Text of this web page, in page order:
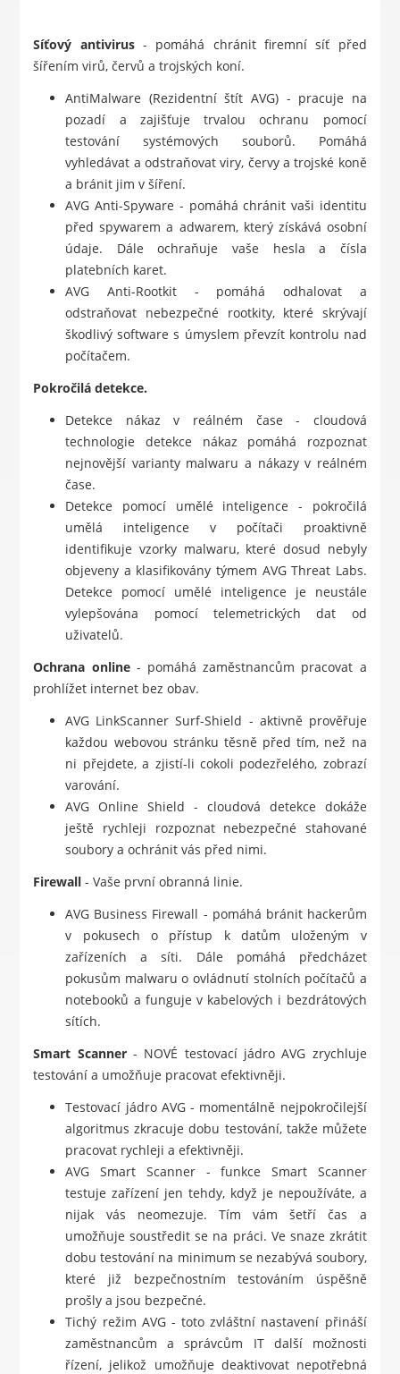
Síťový antivirus- pomáhá chránit firemní síť před
šířením virů, červů a trojských koní.
AntiMalware (Rezidentní štít AVG) - pracuje na
pozadí a zajišťuje trvalou ochranu pomocí
testování systémových souborů. Pomáhá
vyhledávat a odstraňovat viry, červy a trojské koně
a bránit jim v šíření.
AVG Anti-Spyware - pomáhá chránit vaši identitu
před spywarem a adwarem, který získává osobní
údaje. Dále ochraňuje vaše hesla a čísla
platebních karet.
AVG Anti-Rootkit - pomáhá odhalovat a
odstraňovat nebezpečné rootkity, které skrývají
škodlivý software s úmyslem převzít kontrolu nad
počítačem.
Pokročilá detekce.
Detekce nákaz v reálném čase - cloudová
technologie detekce nákaz pomáhá rozpoznat
nejnovější varianty malwaru a nákazy v reálném
čase.
Detekce pomocí umělé inteligence - pokročilá
umělá inteligence v počítači proaktivně
identifikuje vzorky malwaru, které dosud nebyly
objeveny a klasifikovány týmem AVG Threat Labs.
Detekce pomocí umělé inteligence je neustále
vylepšována pomocí telemetrických dat od
uživatelů.
Ochrana online- pomáhá zaměstnancům pracovat a
prohlížet internet bez obav.
AVG LinkScanner Surf-Shield - aktivně prověřuje
každou webovou stránku těsně před tím, než na
ni přejdete, a zjistí-li cokoli podezřelého, zobrazí
varování.
AVG Online Shield - cloudová detekce dokáže
ještě rychleji rozpoznat nebezpečné stahované
soubory a ochránit vás před nimi.
Firewall - Vaše první obranná linie.
AVG Business Firewall - pomáhá bránit hackerům
v pokusech o přístup k datům uloženým v
zařízeních a síti. Dále pomáhá předcházet
pokusům malwaru o ovládnutí stolních počítačů a
notebooků a funguje v kabelových i bezdrátových
sítích.
Smart Scanner- NOVÉ testovací jádro AVG zrychluje
testování a umožňuje pracovat efektivněji.
Testovací jádro AVG - momentálně nejpokročilejší
algoritmus zkracuje dobu testování, takže můžete
pracovat rychleji a efektivněji.
AVG Smart Scanner - funkce Smart Scanner
testuje zařízení jen tehdy, když je nepoužíváte, a
nijak vás neomezuje. Tím vám šetří čas a
umožňuje soustředit se na práci. Ve snaze zkrátit
dobu testování na minimum se nezabývá soubory,
které již bezpečnostním testováním úspěšně
prošly a jsou bezpečné.
Tichý režim AVG - toto zvláštní nastavení přináší
zaměstnancům a správcům IT další možnosti
řízení, jelikož umožňuje deaktivovat nepotřebná